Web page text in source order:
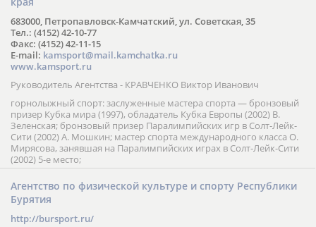
683000, Петропавловск-Камчатский, ул. Советская, 35
Тел.: (4152) 42-10-77
Факс: (4152) 42-11-15
E-mail: kamsport@mail.kamchatka.ru
www.kamsport.ru
Руководитель Агентства - КРАВЧЕНКО Виктор Иванович
горнолыжный спорт: заслуженные мастера спорта — бронзовый
призер Кубка мира (1997), обладатель Кубка Европы (2002) В.
Зеленская; бронзовый призер Паралимпийских игр в Солт-Лейк-
Сити (2002) А. Мошкин; мастер спорта международного класса О.
Мирясова, занявшая на Паралимпийских играх в Солт-Лейк-Сити
(2002) 5-е место;
Агентство по физической культуре и спорту Республики
Бурятия
http://bursport.ru/